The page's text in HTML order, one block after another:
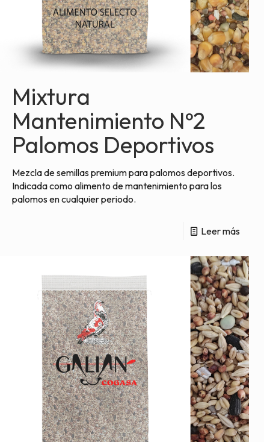
Mixtura
Mantenimiento Nº2
Palomos Deportivos
Mezcla de semillas premium para palomos deportivos.
Indicada como alimento de mantenimiento para los
palomos en cualquier periodo.
Leer más